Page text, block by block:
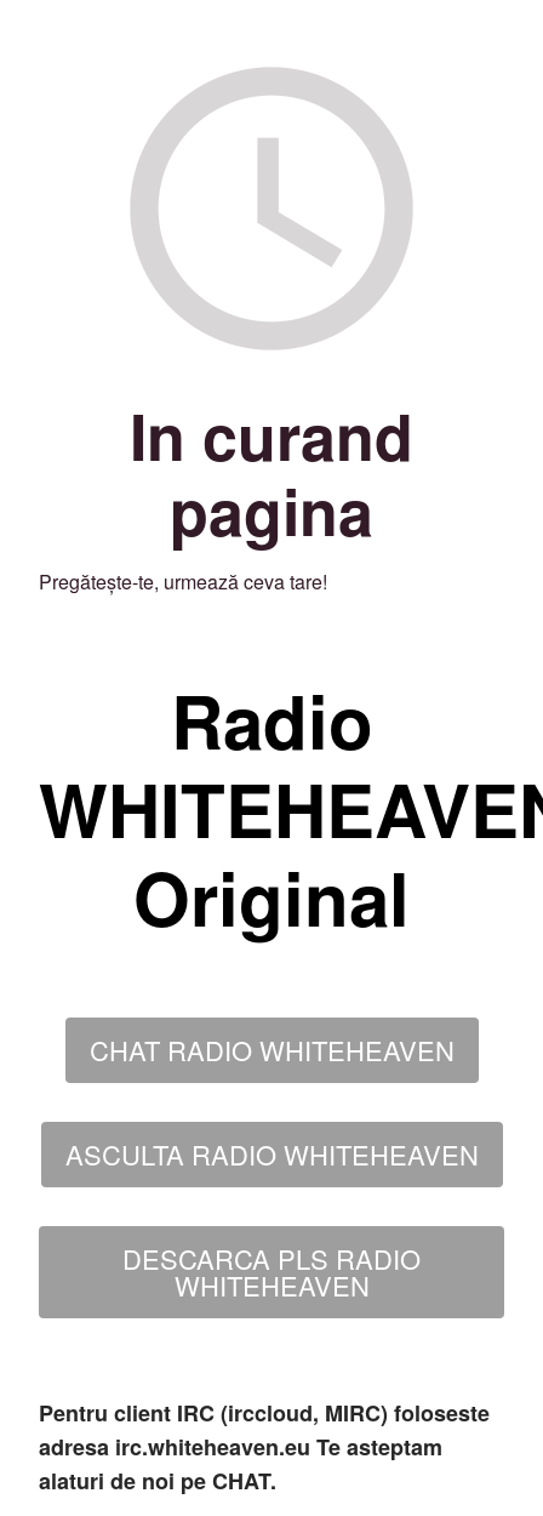
In curand
pagina
Pregătește-te, urmează ceva tare!
Radio
Original
CHAT RADIO WHITEHEAVEN
ASCULTA RADIO WHITEHEAVEN
DESCARCA PLS RADIO
WHITEHEAVEN
Pentru client IRC (irccloud, MIRC) foloseste
adresa irc.whiteheaven.eu Te asteptam
alaturi de noi pe CHAT.